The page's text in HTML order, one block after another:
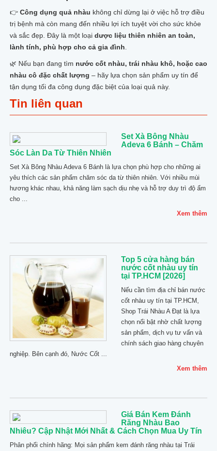
👉 Công dụng quả nhàu không chỉ dừng lại ở việc hỗ trợ điều
trị bệnh mà còn mang đến nhiều lợi ích tuyệt vời cho sức khỏe
và sắc đẹp. Đây là một loại dược liệu thiên nhiên an toàn,
lành tính, phù hợp cho cả gia đình
🌿 Nếu bạn đang tìm nước cốt nhàu, trái nhàu khô, hoặc cao
nhàu cô đặc chất lượng – hãy lựa chọn sản phẩm uy tín để
tận dụng tối đa công dụng đặc biệt của loại quả này.
Tin liên quan
Set Xà Bông Nhàu
Adeva 6 Bánh – Chăm
Sóc Làn Da Từ Thiên Nhiên
Set Xà Bông Nhàu Adeva 6 Bánh là lựa chọn phù hợp cho những ai
yêu thích các sản phẩm chăm sóc da từ thiên nhiên. Với nhiều mùi
hương khác nhau, khả năng làm sạch dịu nhẹ và hỗ trợ duy trì độ ẩm
cho ...
Xem thêm
Top 5 cửa hàng bán
nước cốt nhàu uy tín
tại TP.HCM [2026]
Nếu cần tìm địa chỉ bán nước
cốt nhàu uy tín tại TP.HCM,
Shop Trái Nhàu A Đạt là lựa
chọn nổi bật nhờ chất lượng
sản phẩm, dịch vụ tư vấn và
chính sách giao hàng chuyên
nghiệp. Bên cạnh đó, Nước Cốt ...
Xem thêm
Giá Bán Kem Đánh
Răng Nhàu Bao
Nhiêu? Cập Nhật Mới Nhất & Cách Chọn Mua Uy Tín
Phân phối chính hãng: Mọi sản phẩm kem đánh răng nhàu tại Trái